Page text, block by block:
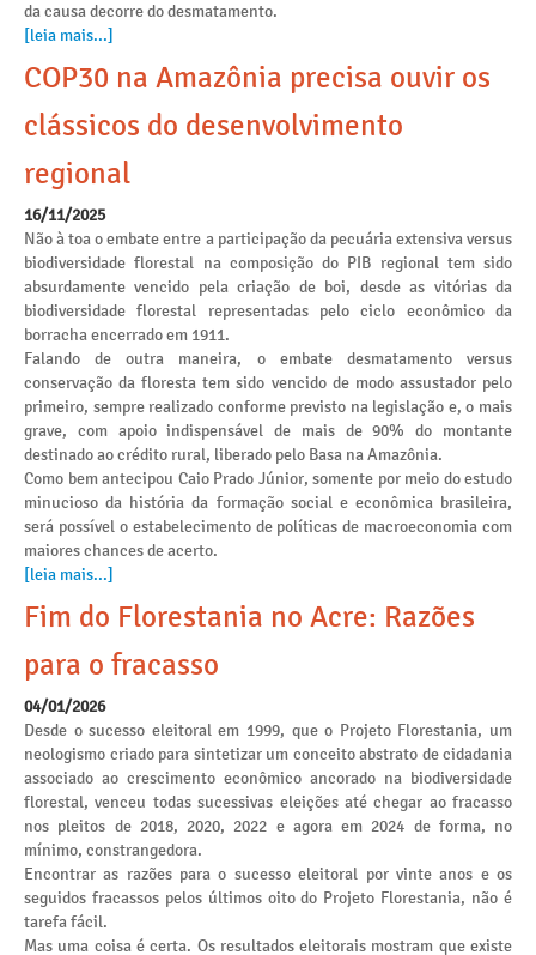
da causa decorre do desmatamento.
[leia mais...]
COP30 na Amazônia precisa ouvir os
clássicos do desenvolvimento
regional
16/11/2025
Não à toa o embate entre a participação da pecuária extensiva versus
biodiversidade florestal na composição do PIB regional tem sido
absurdamente vencido pela criação de boi, desde as vitórias da
biodiversidade florestal representadas pelo ciclo econômico da
borracha encerrado em 1911.
Falando de outra maneira, o embate desmatamento versus
conservação da floresta tem sido vencido de modo assustador pelo
primeiro, sempre realizado conforme previsto na legislação e, o mais
grave, com apoio indispensável de mais de 90% do montante
destinado ao crédito rural, liberado pelo Basa na Amazônia.
Como bem antecipou Caio Prado Júnior, somente por meio do estudo
minucioso da história da formação social e econômica brasileira,
será possível o estabelecimento de políticas de macroeconomia com
maiores chances de acerto.
[leia mais...]
Fim do Florestania no Acre: Razões
para o fracasso
04/01/2026
Desde o sucesso eleitoral em 1999, que o Projeto Florestania, um
neologismo criado para sintetizar um conceito abstrato de cidadania
associado ao crescimento econômico ancorado na biodiversidade
florestal, venceu todas sucessivas eleições até chegar ao fracasso
nos pleitos de 2018, 2020, 2022 e agora em 2024 de forma, no
mínimo, constrangedora.
Encontrar as razões para o sucesso eleitoral por vinte anos e os
seguidos fracassos pelos últimos oito do Projeto Florestania, não é
tarefa fácil.
Mas uma coisa é certa. Os resultados eleitorais mostram que existe